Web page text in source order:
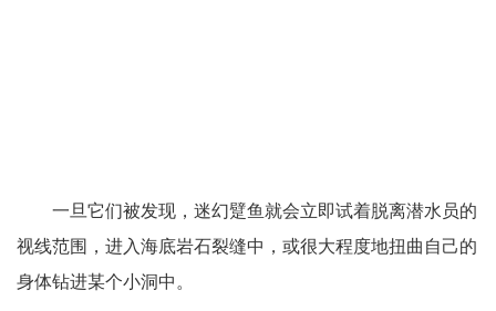
一旦它们被发现，迷幻躄鱼就会立即试着脱离潜水员的
视线范围，进入海底岩石裂缝中，或很大程度地扭曲自己的
身体钻进某个小洞中。